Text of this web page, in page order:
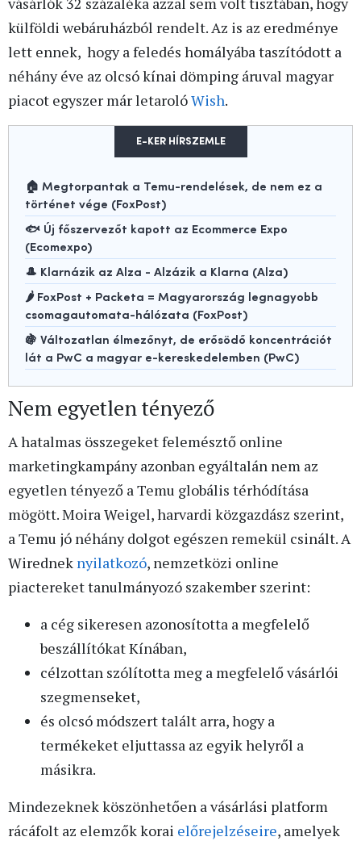
külföldi webáruházból rendelt. Az is az eredménye
lett ennek, hogy a feledés homályába taszítódott a
néhány éve az olcsó kínai dömping áruval magyar
piacot egyszer már letarolóWish.
E-KER HÍRSZEMLE
🏠 Megtorpantak a Temu-rendelések, de nem ez a
történet vége (FoxPost)
🐟 Új főszervezőt kapott az Ecommerce Expo
(Ecomexpo)
🎩 Klarnázik az Alza - Alzázik a Klarna (Alza)
🌶️ FoxPost + Packeta = Magyarország legnagyobb
csomagautomata-hálózata (FoxPost)
🍇 Változatlan élmezőnyt, de erősödő koncentrációt
lát a PwC a magyar e-kereskedelemben (PwC)
Nem egyetlen tényező
A hatalmas összegeket felemésztő online
marketingkampány azonban egyáltalán nem az
egyetlen tényező a Temu globális térhódítása
mögött. Moira Weigel, harvardi közgazdász szerint,
a Temu jó néhány dolgot egészen remekül csinált. A
Wirednek nyilatkozó, nemzetközi online
piactereket tanulmányozó szakember szerint:
a cég sikeresen azonosította a megfelelő
beszállítókat Kínában,
célzottan szólította meg a megfelelő vásárlói
szegmenseket,
és olcsó módszert talált arra, hogy a
termékeket eljuttassa az egyik helyről a
másikra.
Mindezeknek köszönhetően a vásárlási platform
rácáfolt az elemzők korai előrejelzéseire, amelyek